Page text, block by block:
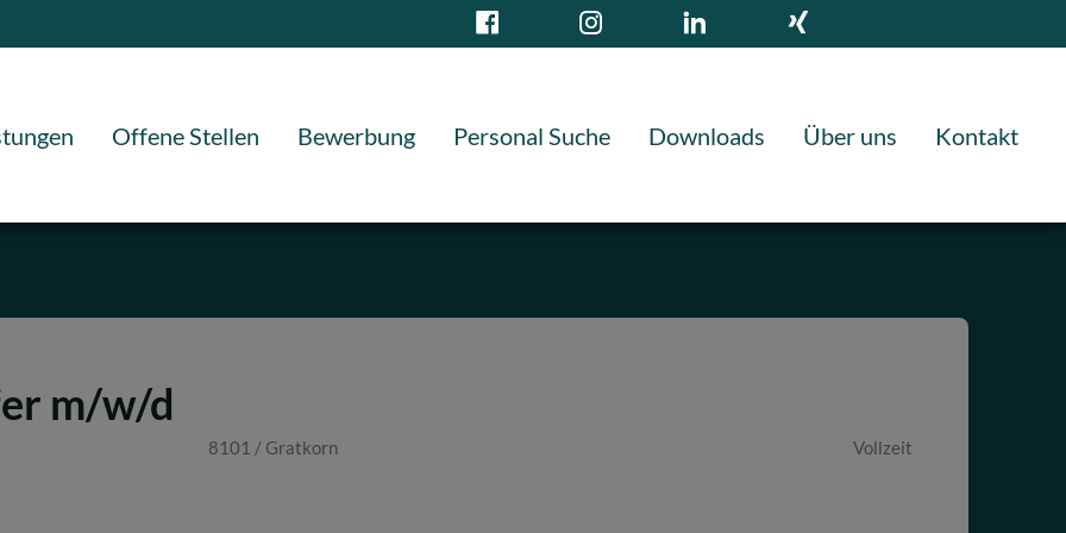
Offene Stellen Bewerbung Personal Suche Downloads Über uns Kontakt
m/w/d
8101 / Gratkorn Vollzeit